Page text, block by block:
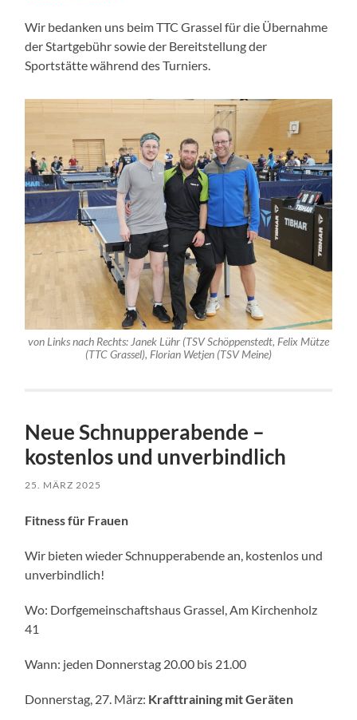
Wir bedanken uns beim TTC Grassel für die Übernahme
der Startgebühr sowie der Bereitstellung der
Sportstätte während des Turniers.
von Links nach Rechts: Janek Lühr (TSV Schöppenstedt, Felix Mütze
(TTC Grassel), Florian Wetjen (TSV Meine)
Neue Schnupperabende –
kostenlos und unverbindlich
25. MÄRZ 2025
Fitness für Frauen
Wir bieten wieder Schnupperabende an, kostenlos und
unverbindlich!
Wo: Dorfgemeinschaftshaus Grassel, Am Kirchenholz
41
Wann: jeden Donnerstag 20.00 bis 21.00
Donnerstag, 27. März: Krafttraining mit Geräten